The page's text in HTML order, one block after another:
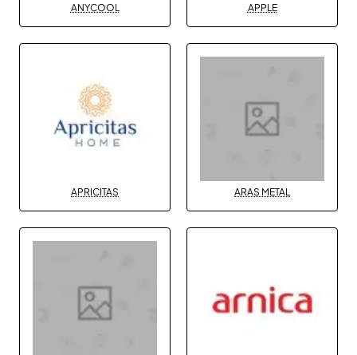
ANYCOOL APPLE
APRICITAS ARAS METAL